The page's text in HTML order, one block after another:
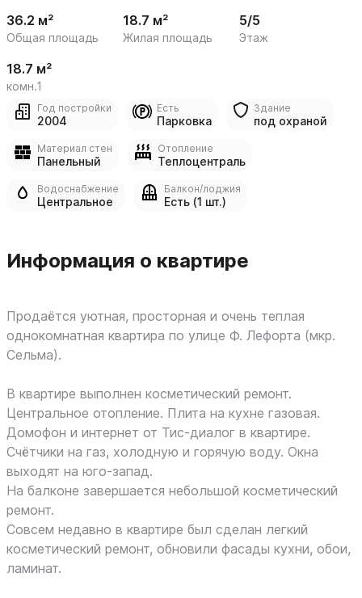
36.2 м²
Общая площадь
18.7 м²
Жилая площадь
5/5
Этаж
18.7 м²
комн.1
Год постройки
2004
Есть
Парковка
Здание
под охраной
Материал стен
Панельный
Отопление
Теплоцентраль
Водоснабжение
Центральное
Балкон/лоджия
Есть (1 шт.)
Информация о квартире
Продаётся уютная, просторная и очень теплая
однокомнатная квартира по улице Ф. Лефорта (мкр.
Сельма).
В квартире выполнен косметический ремонт.
Центральное отопление. Плита на кухне газовая.
Домофон и интернет от Тис-диалог в квартире.
Счётчики на газ, холодную и горячую воду. Окна
выходят на юго-запад.
На балконе завершается небольшой косметический
ремонт.
Совсем недавно в квартире был сделан легкий
косметический ремонт, обновили фасады кухни, обои,
ламинат.